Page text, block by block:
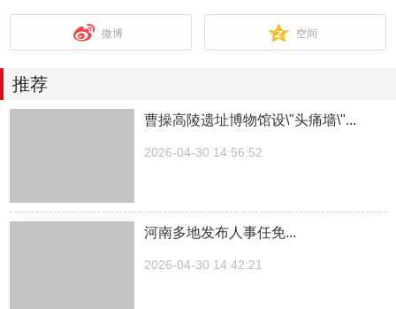
微博 空间
推荐
曹操高陵遗址博物馆设\"头痛墙\"...
2026-04-30 14:56:52
河南多地发布人事任免...
2026-04-30 14:42:21